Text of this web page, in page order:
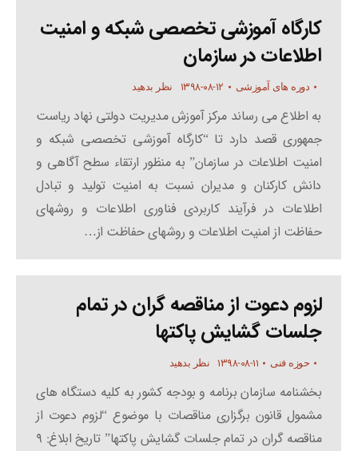
کارگاه آموزشی تخصصی شبکه و امنیت
اطلاعات در سازمان
دوره های آموزشی ۱۳۹۸-۰۸-۱۲ نظر بدهید
به اطلاع می رساند مرکز آموزش مدیریت دولتی نهاد ریاست
جمهوری قصد دارد تا “کارگاه آموزشی تخصصی شبکه و
امنیت اطلاعات در سازمان” به منظور ارتقاء سطح آگاهی و
دانش کارکنان و مدیران نسبت به امنیت تولید و تبادل
اطلاعات در فرآیند کاربردی فناوری اطلاعات و روشهای
حفاظت از امنیت اطلاعات و روشهای حفاظت از…
لزوم دعوت از مناقصه گران در تمام
جلسات گشایش پاکتها
حوزه فنی ۱۳۹۸-۰۸-۱۱ نظر بدهید
بخشنامه سازمان برنامه و بودجه کشور به کلیه دستگاه های
مشمول قانون برگزاری مناقصات با موضوع “لزوم دعوت از
مناقصه گران در تمام جلسات گشایش پاکتها” تاریخ ابلاغ: ۹